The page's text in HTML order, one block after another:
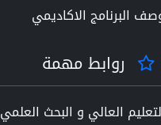
البرنامج الاكاديمي
روابط مهمة
العالي و البحث العلمي